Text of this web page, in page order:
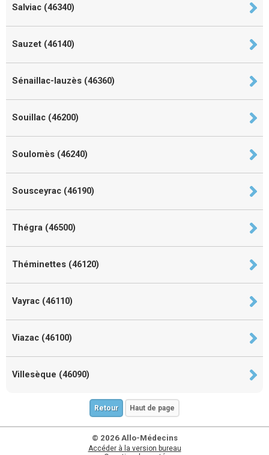
Salviac (46340)
Sauzet (46140)
Sénaillac-lauzès (46360)
Souillac (46200)
Soulomès (46240)
Sousceyrac (46190)
Thégra (46500)
Théminettes (46120)
Vayrac (46110)
Viazac (46100)
Villesèque (46090)
Retour Haut de page
© 2026 Allo-Médecins
Accéder à la version bureau